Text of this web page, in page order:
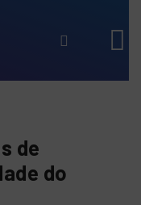
de
do